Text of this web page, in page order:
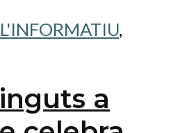
L'INFORMATIU,
a